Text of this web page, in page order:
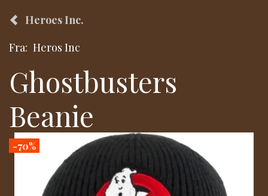
Heroes Inc.
Fra: Heros Inc
Ghostbusters
Beanie
-70%